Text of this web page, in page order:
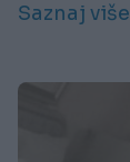
Saznaj više